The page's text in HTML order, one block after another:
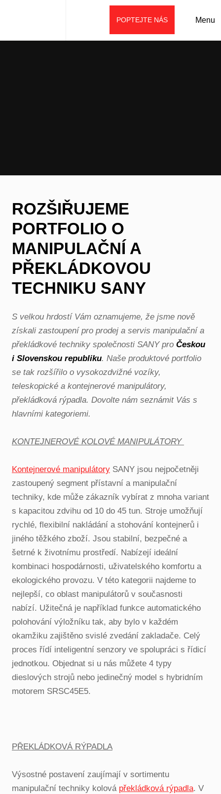
Menu
POPTEJTE NÁS
ROZŠIŘUJEME
PORTFOLIO O
MANIPULAČNÍ A
PŘEKLÁDKOVOU
TECHNIKU SANY
S velkou hrdostí Vám oznamujeme, že jsme nově
získali zastoupení pro prodej a servis manipulační a
překládkové techniky společnosti SANY pro Českou
i Slovenskou republiku. Naše produktové portfolio
se tak rozšířilo o vysokozdvižné vozíky,
teleskopické a kontejnerové manipulátory,
překládková rýpadla. Dovolte nám seznámit Vás s
hlavními kategoriemi.
KONTEJNEROVÉ KOLOVÉ MANIPULÁTORY
Kontejnerové manipulátory SANY jsou nejpočetněji
zastoupený segment přístavní a manipulační
techniky, kde může zákazník vybírat z mnoha variant
s kapacitou zdvihu od 10 do 45 tun. Stroje umožňují
rychlé, flexibilní nakládání a stohování kontejnerů i
jiného těžkého zboží. Jsou stabilní, bezpečné a
šetrné k životnímu prostředí. Nabízejí ideální
kombinaci hospodárnosti, uživatelského komfortu a
ekologického provozu. V této kategorii najdeme to
nejlepší, co oblast manipulátorů v současnosti
nabízí. Užitečná je například funkce automatického
polohování výložníku tak, aby bylo v každém
okamžiku zajištěno svislé zvedání zakladače. Celý
proces řídí inteligentní senzory ve spolupráci s řídicí
jednotkou. Objednat si u nás můžete 4 typy
dieslových strojů nebo jedinečný model s hybridním
motorem SRSC45E5.
PŘEKLÁDKOVÁ RÝPADLA
Výsostné postavení zaujímají v sortimentu
manipulační techniky kolová překládková rýpadla. V